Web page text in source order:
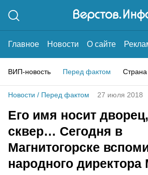
Главное Новости О сайте
ВИП-новость Перед фактом
Новости / Перед фактом 27 июля 2018
Его имя носит
сквер… Сегодня в
Магнитогорске
народного